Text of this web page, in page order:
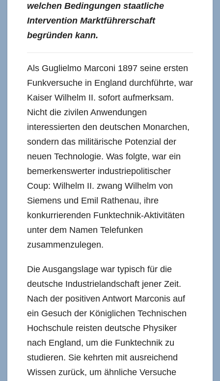
welchen Bedingungen staatliche
Intervention Marktführerschaft
begründen kann.
Als Guglielmo Marconi 1897 seine ersten
Funkversuche in England durchführte, war
Kaiser Wilhelm II. sofort aufmerksam.
Nicht die zivilen Anwendungen
interessierten den deutschen Monarchen,
sondern das militärische Potenzial der
neuen Technologie. Was folgte, war ein
bemerkenswerter industriepolitischer
Coup: Wilhelm II. zwang Wilhelm von
Siemens und Emil Rathenau, ihre
konkurrierenden Funktechnik-Aktivitäten
unter dem Namen Telefunken
zusammenzulegen.
Die Ausgangslage war typisch für die
deutsche Industrielandschaft jener Zeit.
Nach der positiven Antwort Marconis auf
ein Gesuch der Königlichen Technischen
Hochschule reisten deutsche Physiker
nach England, um die Funktechnik zu
studieren. Sie kehrten mit ausreichend
Wissen zurück, um ähnliche Versuche